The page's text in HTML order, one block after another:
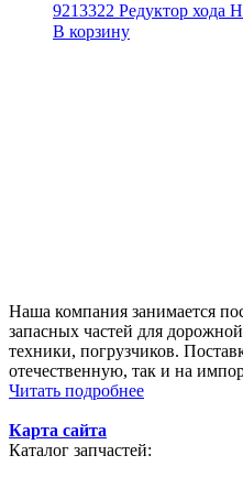
9213322 Редуктор хода
В корзину
Наша компания занимается
запасных частей для
техники, погрузчиков.
отечественную, так и на
Читать подробнее
Карта сайта
Каталог запчастей: